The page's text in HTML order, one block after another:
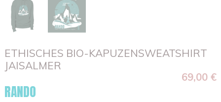
ETHISCHES BIO-KAPUZENSWEATSHIRT
JAISALMER
69,00 €
RANDO